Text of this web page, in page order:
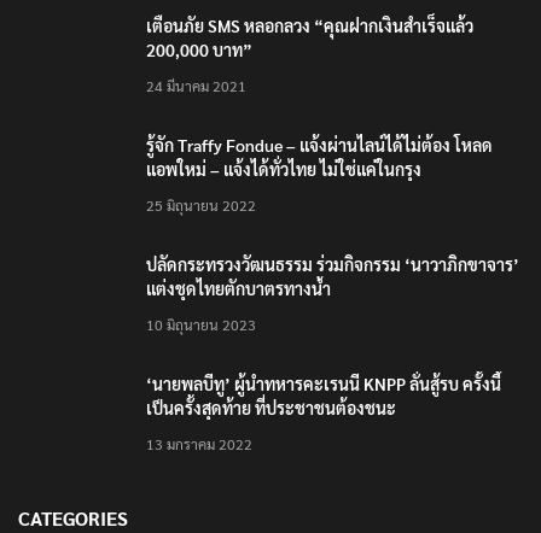
เตือนภัย SMS หลอกลวง “คุณฝากเงินสำเร็จแล้ว
200,000 บาท”
24 มีนาคม 2021
รู้จัก Traffy Fondue – แจ้งผ่านไลน์ได้ไม่ต้อง โหลด
แอพใหม่ – แจ้งได้ทั่วไทย ไม่ใช่แค่ในกรุง
25 มิถุนายน 2022
ปลัดกระทรวงวัฒนธรรม ร่วมกิจกรรม ‘นาวาภิกขาจาร’
แต่งชุดไทยตักบาตรทางน้ำ
10 มิถุนายน 2023
‘นายพลบีทู’ ผู้นำทหารคะเรนนี KNPP ลั่นสู้รบ ครั้งนี้
เป็นครั้งสุดท้าย ที่ประชาชนต้องชนะ
13 มกราคม 2022
CATEGORIES